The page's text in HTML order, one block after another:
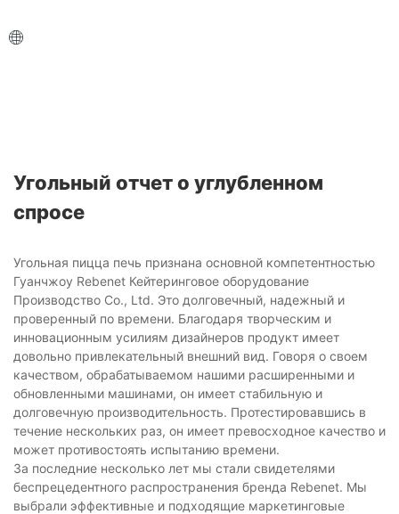
Угольный отчет о углубленном
спросе
Угольная пицца печь признана основной компетентностью
Гуанчжоу Rebenet Кейтеринговое оборудование
Производство Co., Ltd. Это долговечный, надежный и
проверенный по времени. Благодаря творческим и
инновационным усилиям дизайнеров продукт имеет
довольно привлекательный внешний вид. Говоря о своем
качеством, обрабатываемом нашими расширенными и
обновленными машинами, он имеет стабильную и
долговечную производительность. Протестировавшись в
течение нескольких раз, он имеет превосходное качество и
может противостоять испытанию времени.
За последние несколько лет мы стали свидетелями
беспрецедентного распространения бренда Rebenet. Мы
выбрали эффективные и подходящие маркетинговые